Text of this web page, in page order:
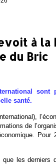
à
du Bric
sont
santé.
de
Pour
les derniers